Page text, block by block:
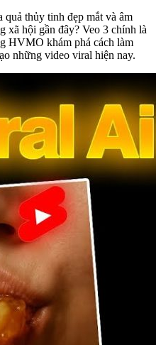
thủy tinh đẹp mắt và âm
xã hội gần đây? Veo 3 chính là
HVMO khám phá cách làm
những video viral hiện nay.